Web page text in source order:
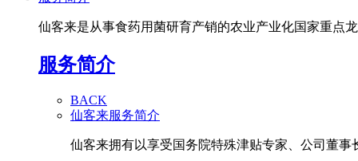
仙客来是从事食药用菌研育产销的农业产业化国家重点
服务简介
BACK
仙客来服务简介
仙客来拥有以享受国务院特殊津贴专家、公司董事